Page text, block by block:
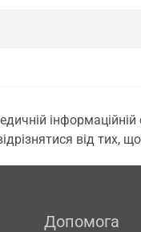
інформаційній
від тих, що
Допомога